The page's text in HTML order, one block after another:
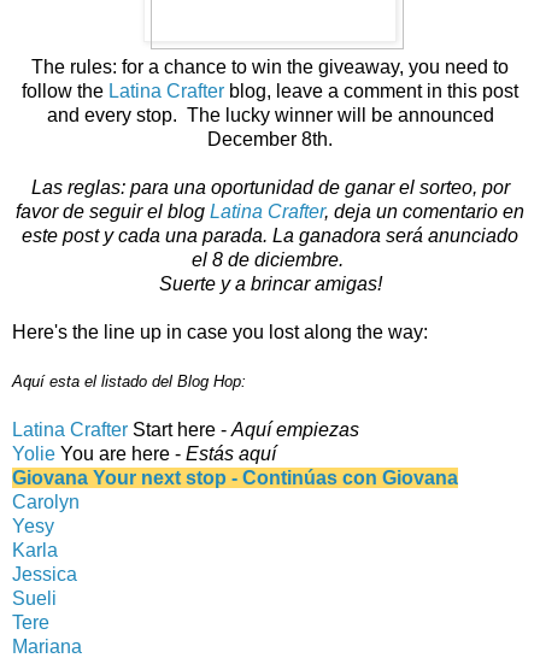
The rules: for a chance to win the giveaway, you need to
follow the Latina Crafter blog, leave a comment in this post
and every stop. The lucky winner will be announced
December 8th.
Las reglas: para una oportunidad de ganar el sorteo, por
favor de seguir el blog Latina Crafter, deja un comentario en
este post y cada una parada. La ganadora será anunciado
el 8 de diciembre.
Suerte y a brincar amigas!
Here's the line up in case you lost along the way:
Aquí esta el listado del Blog Hop:
Latina Crafter Start here - Aquí empiezas
Yolie You are here - Estás aquí
Giovana Your next stop - Continúas con Giovana
Carolyn
Yesy
Karla
Jessica
Sueli
Tere
Mariana